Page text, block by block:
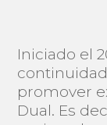
Iniciado el
promover
Dual. Es